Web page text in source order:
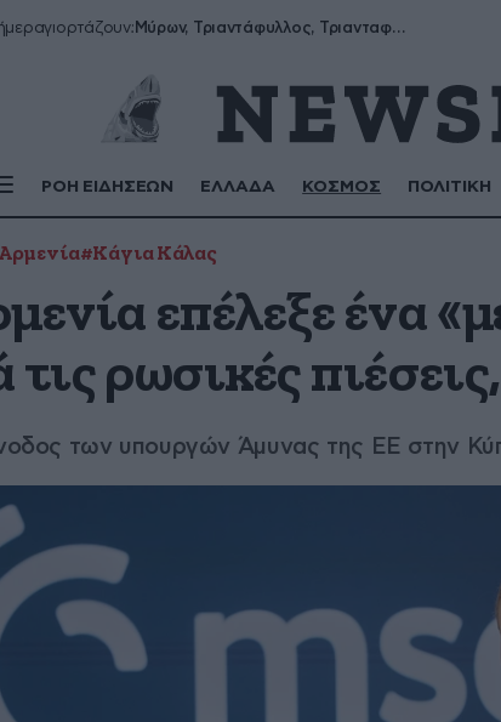
γιορτάζουν: Μύρων, Τριαντάφυλλος, Τριανταφυλλιά, Φυλλιώ, Ρόζα
ΡΟΗ ΕΙΔΗΣΕΩΝ ΕΛΛΑΔΑ ΚΟΣΜΟΣ ΠΟΛΙΤΙΚΗ
#Κάγια Κάλας
επέλεξε ένα
τις ρωσικές
των υπουργών Άμυνας της ΕΕ στην